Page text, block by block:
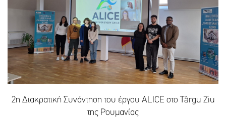
2η Διακρατική Συνάντηση του έργου ALICE στο Târgu Ziu
της Ρουμανίας